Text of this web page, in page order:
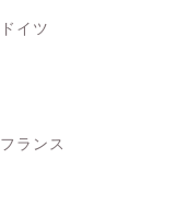
ドイツ
フランス